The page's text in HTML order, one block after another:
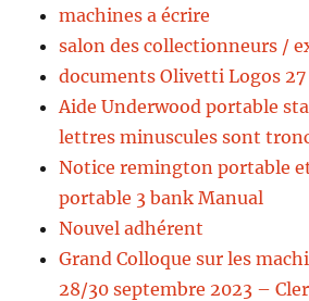
machines a écrire
salon des collectionneurs /
documents Olivetti Logos 27
Aide Underwood portable
lettres minuscules sont
Notice remington portable
portable 3 bank Manual
Nouvel adhérent
Grand Colloque sur les
28/30 septembre 2023 –